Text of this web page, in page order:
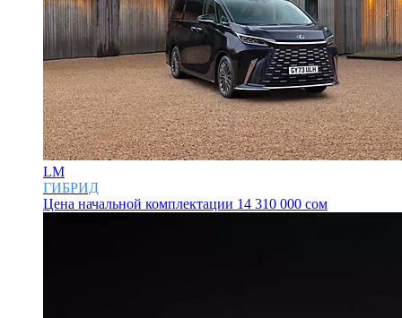
LM
ГИБРИД
Цена начальной комплектации 14 310 000 сом